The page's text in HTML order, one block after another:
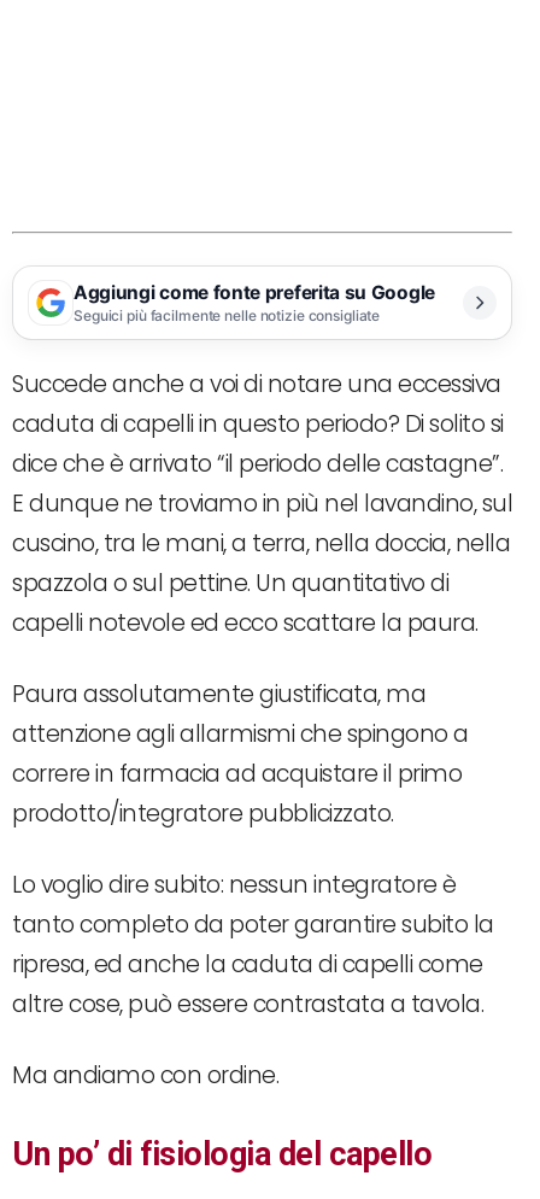
Aggiungi come fonte preferita su Google
Seguici più facilmente nelle notizie consigliate
Succede anche a voi di notare una eccessiva
caduta di capelli in questo periodo? Di solito si
dice che è arrivato “il periodo delle castagne”.
E dunque ne troviamo in più nel lavandino, sul
cuscino, tra le mani, a terra, nella doccia, nella
spazzola o sul pettine. Un quantitativo di
capelli notevole ed ecco scattare la paura.
Paura assolutamente giustificata, ma
attenzione agli allarmismi che spingono a
correre in farmacia ad acquistare il primo
prodotto/integratore pubblicizzato.
Lo voglio dire subito: nessun integratore è
tanto completo da poter garantire subito la
ripresa, ed anche la caduta di capelli come
altre cose, può essere contrastata a tavola.
Ma andiamo con ordine.
Un po’ di fisiologia del capello